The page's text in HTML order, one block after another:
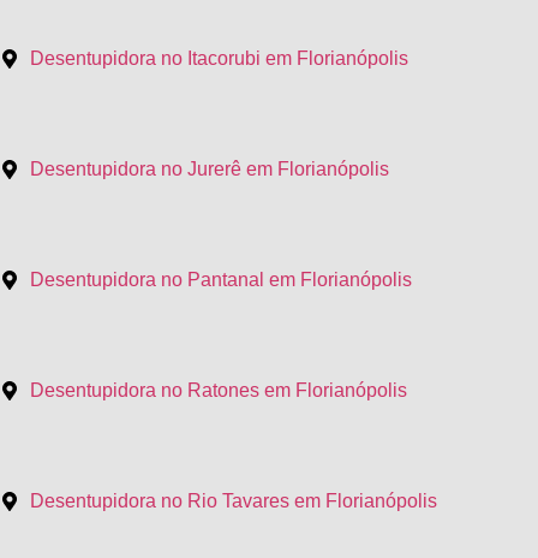
Desentupidora no Itacorubi em Florianópolis
Desentupidora no Jurerê em Florianópolis
Desentupidora no Pantanal em Florianópolis
Desentupidora no Ratones em Florianópolis
Desentupidora no Rio Tavares em Florianópolis